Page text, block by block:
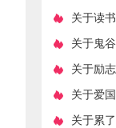
关于读
关于鬼
关于励
句子
关于爱
诗词
关于累